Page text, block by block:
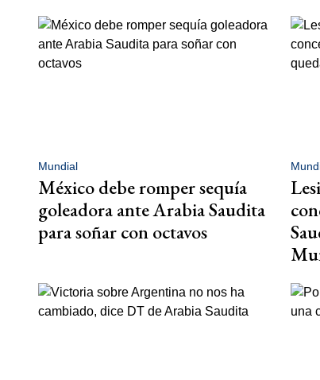
Mundial
México debe romper sequía
goleadora ante Arabia Saudita
para soñar con octavos